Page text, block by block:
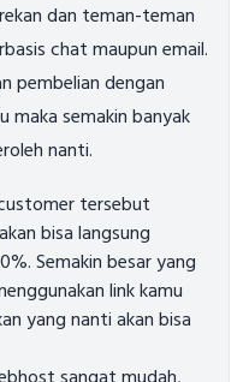
dan teman-teman
chat maupun email.
pembelian dengan
maka semakin banyak
nanti.
tersebut
bisa langsung
Semakin besar yang
link kamu
yang nanti akan bisa